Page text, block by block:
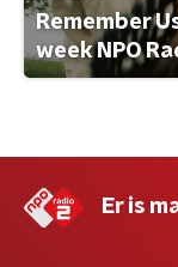
Remember
week NPO
Er is